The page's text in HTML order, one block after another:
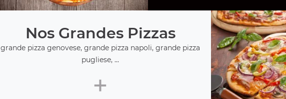
Nos Grandes Pizzas
grande pizza genovese, grande pizza napoli, grande pizza
pugliese, ...
+